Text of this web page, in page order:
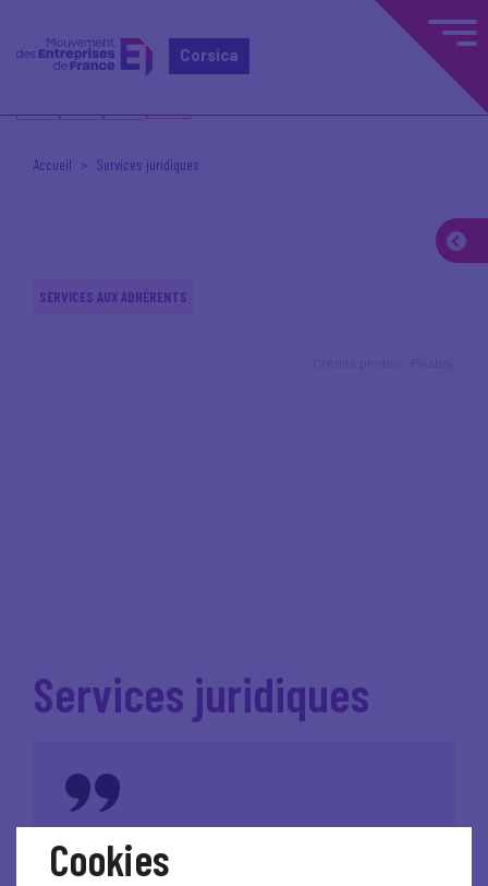
Corsica
Accueil Services juridiques
SERVICES AUX ADHÉRENTS
Services juridiques
Bénéficiez de conseils personnalisés en toute
confidentialité !
Cookies